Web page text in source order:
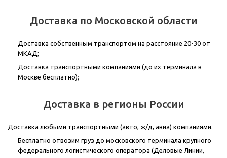
Доставка по Московской области
Доставка собственным транспортом на расстояние 20-30 от
МКАД;
Доставка транспортными компаниями (до их терминала в
Москве бесплатно);
Доставка в регионы России
Доставка любыми транспортными (авто, ж/д, авиа) компаниями.
Бесплатно отвозим груз до московского терминала крупного
федерального логистического оператора (Деловые Линии,